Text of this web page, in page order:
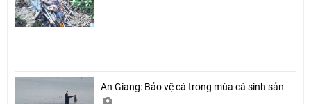
An Giang: Bảo vệ cá trong mùa cá sinh sản